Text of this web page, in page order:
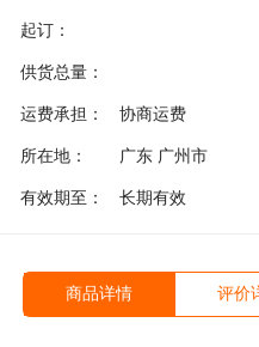
起订：
供货总量：
运费承担： 协商运费
所在地： 广东 广州市
有效期至： 长期有效
商品详情 评价